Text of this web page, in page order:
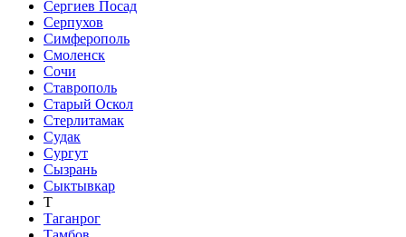
Сергиев Посад
Серпухов
Симферополь
Смоленск
Сочи
Ставрополь
Старый Оскол
Стерлитамак
Судак
Сургут
Сызрань
Сыктывкар
Т
Таганрог